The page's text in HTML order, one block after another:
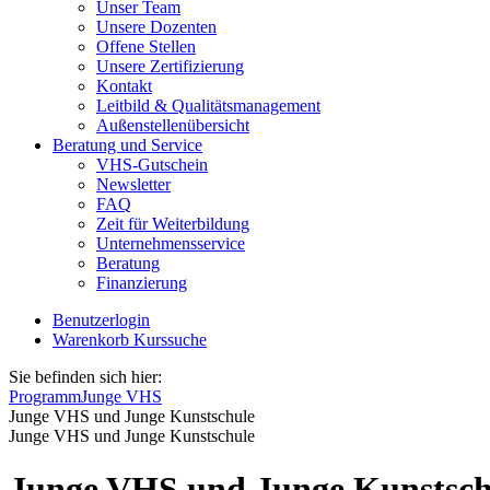
Unser Team
Unsere Dozenten
Offene Stellen
Unsere Zertifizierung
Kontakt
Leitbild & Qualitätsmanagement
Außenstellenübersicht
Beratung und Service
VHS-Gutschein
Newsletter
FAQ
Zeit für Weiterbildung
Unternehmensservice
Beratung
Finanzierung
Benutzerlogin
Warenkorb Kurssuche
Sie befinden sich hier:
ProgrammJunge VHS
Junge VHS und Junge Kunstschule
Junge VHS und Junge Kunstschule